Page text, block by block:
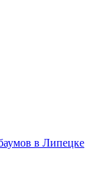
в Липецке